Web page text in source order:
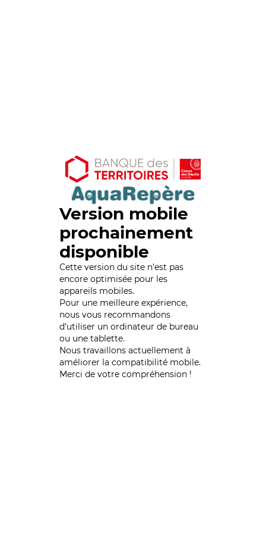
Version mobile
prochainement
disponible
Cette version du site n’est pas
encore optimisée pour les
appareils mobiles.
Pour une meilleure expérience,
nous vous recommandons
d'utiliser un ordinateur de bureau
ou une tablette.
Nous travaillons actuellement à
améliorer la compatibilité mobile.
Merci de votre compréhension !